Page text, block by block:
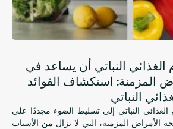
النباتي أن يساعد في
المزمنة: استكشاف الفوائد
النباتي
الغذائي النباتي إلى تسليط الضوء مجددًا على
الأمراض المزمنة، التي لا تزال من الأسباب